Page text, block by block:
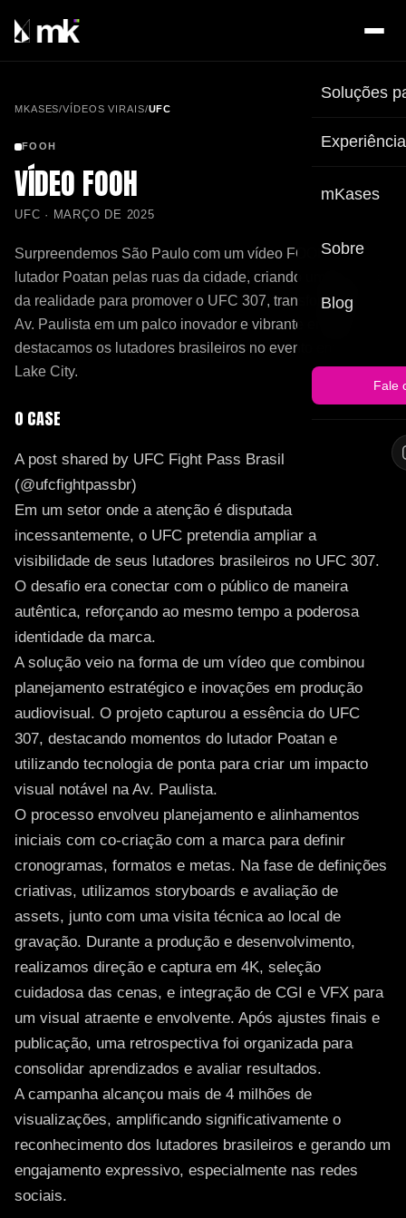
Soluções
mKases
Sobre
Blog
Fale
MKASES/VÍDEOS VIRAIS/UFC
FOOH
VÍDEO FOOH
UFC · MARÇO DE 2025
Surpreendemos São Paulo com um vídeo FOOH do
lutador Poatan pelas ruas da cidade, criando uma dúvida
da realidade para promover o UFC 307, transformando a
Av. Paulista em um palco inovador e vibrante enquanto
destacamos os lutadores brasileiros no evento em Salt
Lake City.
O CASE
A post shared by UFC Fight Pass Brasil
(@ufcfightpassbr)
Em um setor onde a atenção é disputada
incessantemente, o UFC pretendia ampliar a
visibilidade de seus lutadores brasileiros no UFC 307.
O desafio era conectar com o público de maneira
autêntica, reforçando ao mesmo tempo a poderosa
identidade da marca.
A solução veio na forma de um vídeo que combinou
planejamento estratégico e inovações em produção
audiovisual. O projeto capturou a essência do UFC
307, destacando momentos do lutador Poatan e
utilizando tecnologia de ponta para criar um impacto
visual notável na Av. Paulista.
O processo envolveu planejamento e alinhamentos
iniciais com co-criação com a marca para definir
cronogramas, formatos e metas. Na fase de definições
criativas, utilizamos storyboards e avaliação de
assets, junto com uma visita técnica ao local de
gravação. Durante a produção e desenvolvimento,
realizamos direção e captura em 4K, seleção
cuidadosa das cenas, e integração de CGI e VFX para
um visual atraente e envolvente. Após ajustes finais e
publicação, uma retrospectiva foi organizada para
consolidar aprendizados e avaliar resultados.
A campanha alcançou mais de 4 milhões de
visualizações, amplificando significativamente o
reconhecimento dos lutadores brasileiros e gerando um
engajamento expressivo, especialmente nas redes
sociais.